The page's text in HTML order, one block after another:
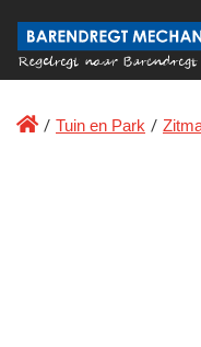
 / Tuin en Park /